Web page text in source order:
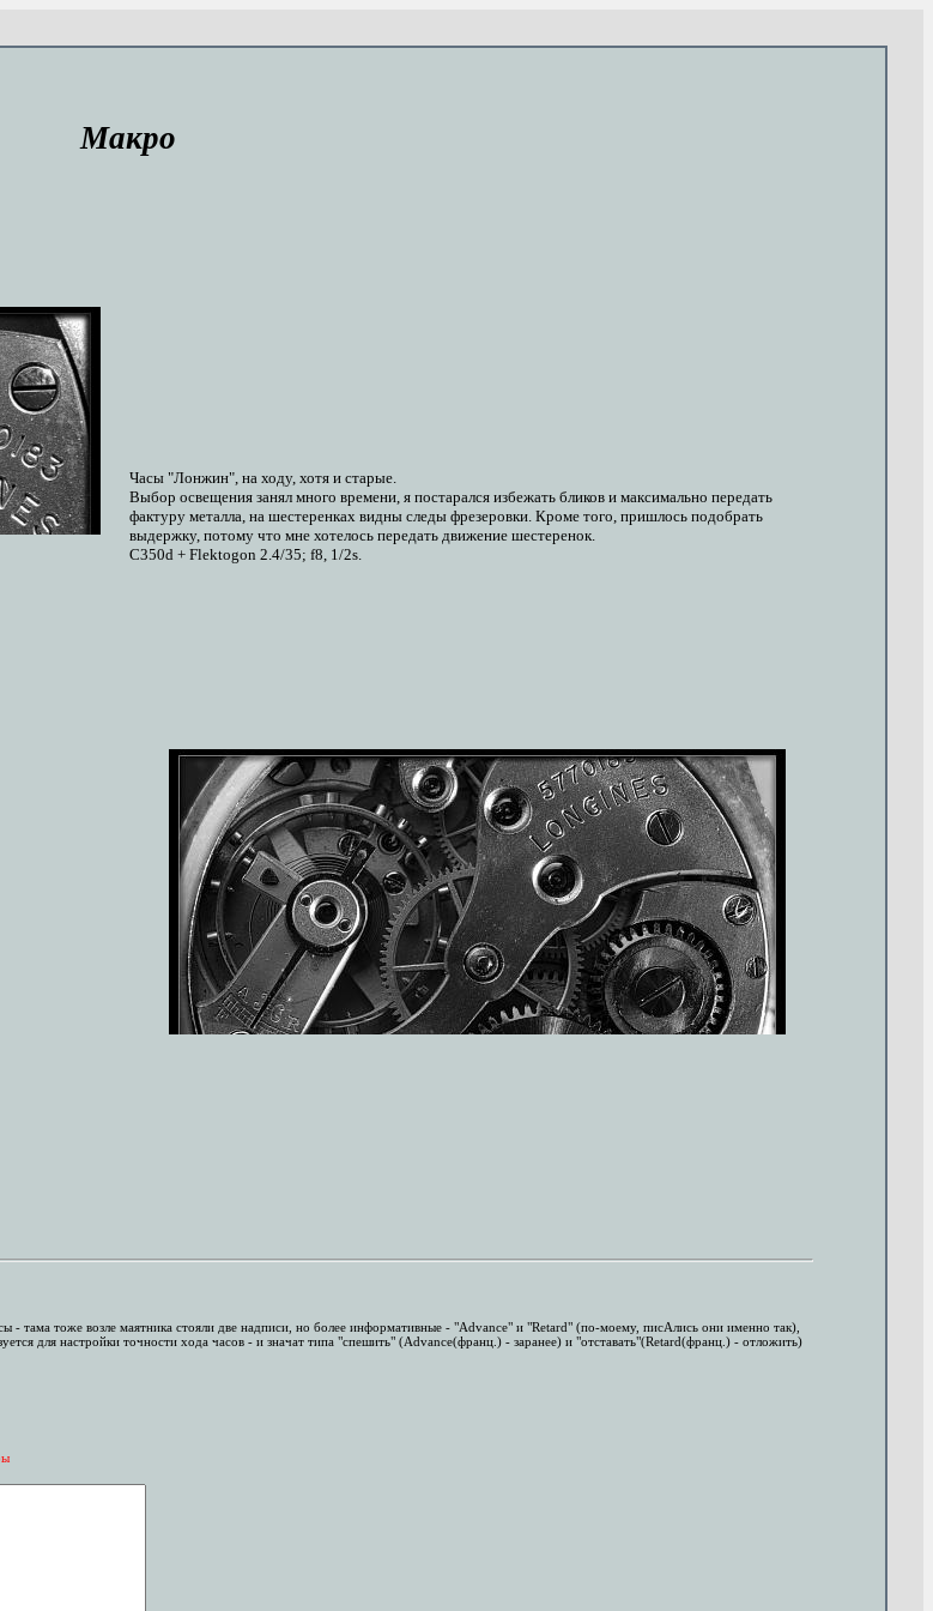
Макро
Часы "Лонжин", на ходу, хотя и старые.
Выбор освещения занял много времени, я постарался избежать бликов и максимально передать
фактуру металла, на шестеренках видны следы фрезеровки. Кроме того, пришлось подобрать
выдержку, потому что мне хотелось передать движение шестеренок.
C350d + Flektogon 2.4/35; f8, 1/2s.